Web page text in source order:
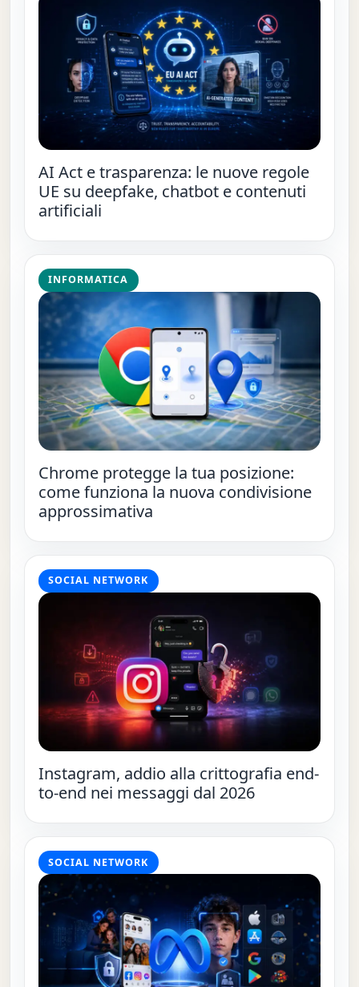
AI Act e trasparenza: le nuove regole
UE su deepfake, chatbot e contenuti
artificiali
INFORMATICA
Chrome protegge la tua posizione:
come funziona la nuova condivisione
approssimativa
SOCIAL NETWORK
Instagram, addio alla crittografia end-
to-end nei messaggi dal 2026
SOCIAL NETWORK